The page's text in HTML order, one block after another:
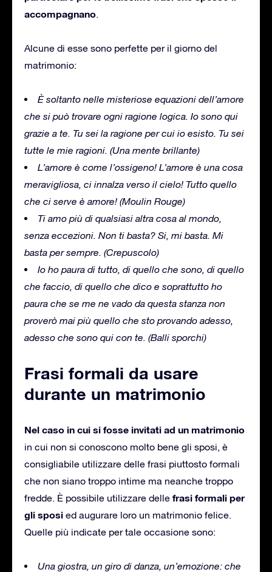
accompagnano.
Alcune di esse sono perfette per il giorno del
matrimonio:
È soltanto nelle misteriose equazioni dell’amore
che si può trovare ogni ragione logica. Io sono qui
grazie a te. Tu sei la ragione per cui io esisto. Tu sei
tutte le mie ragioni. (Una mente brillante)
L’amore è come l’ossigeno! L’amore è una cosa
meravigliosa, ci innalza verso il cielo! Tutto quello
che ci serve è amore! (Moulin Rouge)
Ti amo più di qualsiasi altra cosa al mondo,
senza eccezioni. Non ti basta? Si, mi basta. Mi
basta per sempre. (Crepuscolo)
Io ho paura di tutto, di quello che sono, di quello
che faccio, di quello che dico e soprattutto ho
paura che se me ne vado da questa stanza non
proverò mai più quello che sto provando adesso,
adesso che sono qui con te. (Balli sporchi)
Frasi formali da usare
durante un matrimonio
Nel caso in cui si fosse invitati ad un matrimonio
in cui non si conoscono molto bene gli sposi, è
consigliabile utilizzare delle frasi piuttosto formali
che non siano troppo intime ma neanche troppo
fredde. È possibile utilizzare delle frasi formali per
gli sposi ed augurare loro un matrimonio felice.
Quelle più indicate per tale occasione sono:
Una giostra, un giro di danza, un’emozione: che